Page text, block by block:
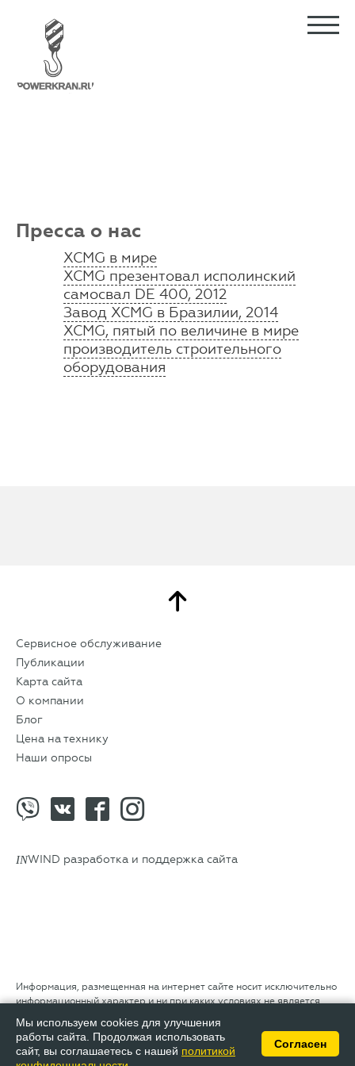
Пресса о нас
XCMG в мире
XCMG презентовал исполинский
самосвал DE 400, 2012
Завод XCMG в Бразилии, 2014
XCMG, пятый по величине в мире
производитель строительного
оборудования
Сервисное обслуживание
Публикации
Карта сайта
О компании
Блог
Цена на технику
Наши опросы
INWIND разработка и поддержка сайта
Информация, размещенная на интернет сайте носит исключительно
информационный характер и ни при каких условиях не является
Гражданского кодекса РФ
Мы используем cookies для улучшения
работы сайта. Продолжая использовать
сайт, вы соглашаетесь с нашей политикой
Согласен